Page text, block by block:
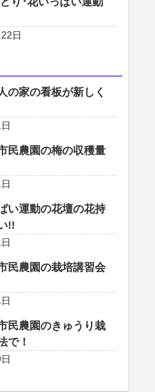
日
の家の看板が新しく
民農園の梅の収穫量
い運動の花壇の花持
!!
民農園の栽培講習会
民農園のきゅうり栽
で！